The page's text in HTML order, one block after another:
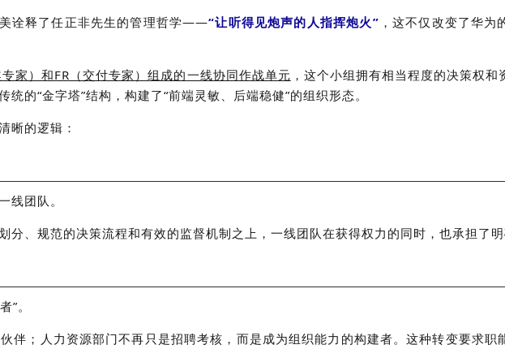
诠释了任正非先生的管理哲学——“让听得见炮声的人指挥炮火” ，这不仅改变了华为
家）和FR（交付专家）组成的一线协同作战单元 ，这个小组拥有相当程度的决策权
的“金字塔”结构，构建了“前端灵敏、后端稳健”的组织形态。
晰的逻辑：
线团队。
、规范的决策流程和有效的监督机制之上，一线团队在获得权力的同时，也承担了明
”。
伴；人力资源部门不再只是招聘考核，而是成为组织能力的构建者。这种转变要求职